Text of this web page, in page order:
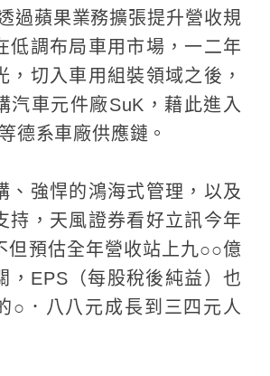
過蘋果業務擴張提升營收規
低調布局車用市場，一二年
，切入車用組裝領域之後，
汽車元件廠SuK，藉此進入
德系車廠供應鏈。
、強悍的鴻海式管理，以及
持，天風證券看好立訊今年
但預估全年營收站上九○○億
，EPS（每股稅後純益）也
○．八八元成長到三四元人